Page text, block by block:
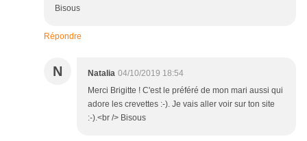
Bisous
Répondre
N Natalia 04/10/2019 18:54
Merci Brigitte ! C'est le préféré de mon mari aussi qui
adore les crevettes :-). Je vais aller voir sur ton site
:-).<br /> Bisous